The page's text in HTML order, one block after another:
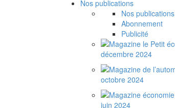
Nos publications
Nos publications
Abonnement
Publicité
décembre 2024
octobre 2024
juin 2024